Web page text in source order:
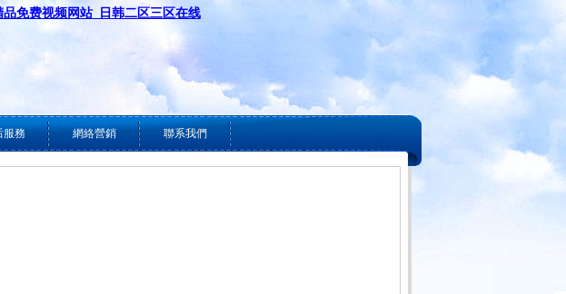
免费视频网站_日韩二区三区在线
服務 網絡營銷 聯系我們